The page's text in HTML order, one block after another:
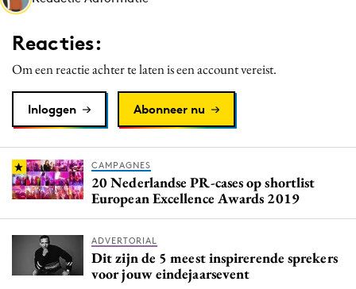
Bureaus
Campagnes
Carriere
Craft
Data & Insights
Design
Digital transformation
Effectiviteit
Gedragsverandering
Reacties:
Om een reactie achter te laten is een account vereist.
Inloggen Abonneer nu
CAMPAGNES
20 Nederlandse PR-cases op shortlist
European Excellence Awards 2019
ADVERTORIAL
Dit zijn de 5 meest inspirerende sprekers
voor jouw eindejaarsevent